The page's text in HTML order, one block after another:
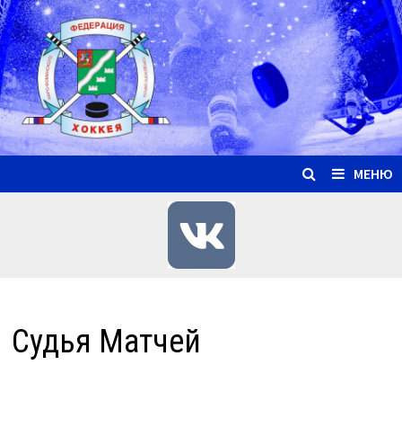
Перейти
к
содержимому
МЕНЮ
Судья Матчей